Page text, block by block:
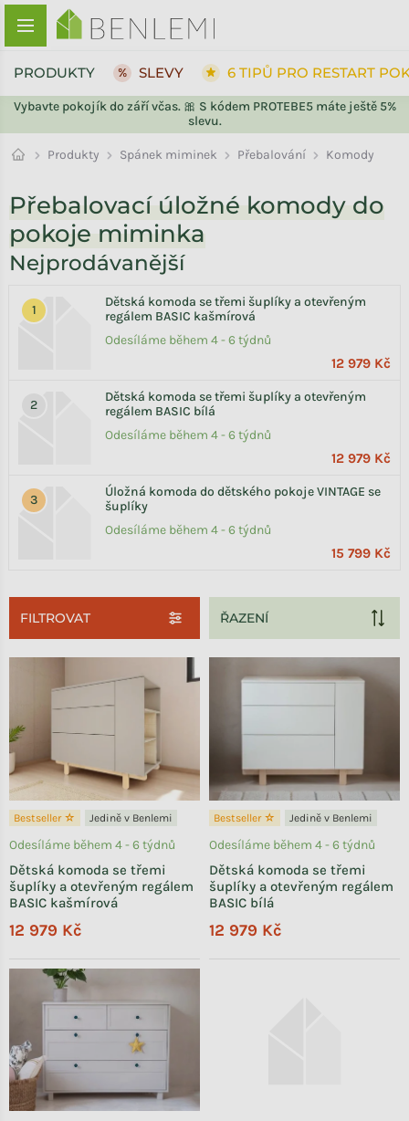
Přejít na obsah
Vybavte pokojík do září včas. 🎀 S kódem PROTEBE5 máte ještě 5%
slevu.
PRODUKTY SLEVY 6 TIPŮ PRO RESTART
Produkty Spánek miminek Přebalování Komody
Přebalovací úložné komody do
pokoje miminka
Nejprodávanější
Dětská komoda se třemi šuplíky a otevřeným
regálem BASIC kašmírová
Odesíláme během 4 - 6 týdnů
12 979 Kč
Dětská komoda se třemi šuplíky a otevřeným
regálem BASIC bílá
Odesíláme během 4 - 6 týdnů
12 979 Kč
Úložná komoda do dětského pokoje VINTAGE se
šuplíky
Odesíláme během 4 - 6 týdnů
15 799 Kč
FILTROVAT
Výpis produktů
Bestseller ☆ Jedině v Benlemi
Dětská komoda se třemi
šuplíky a otevřeným regálem
BASIC kašmírová
Odesíláme během 4 - 6 týdnů
12 979 Kč
Bestseller ☆ Jedině v Benlemi
Dětská komoda se třemi
šuplíky a otevřeným regálem
BASIC bílá
Odesíláme během 4 - 6 týdnů
12 979 Kč
ZPĚT DO OBCHODU